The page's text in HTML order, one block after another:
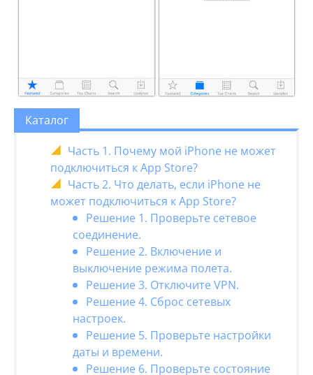
Каталог
Часть 1. Почему мой iPhone не может
подключиться к App Store?
Часть 2. Что делать, если iPhone не
может подключиться к App Store?
Решение 1. Проверьте сетевое
соединение.
Решение 2. Включение и
выключение режима полета.
Решение 3. Отключите VPN.
Решение 4. Сброс сетевых
настроек.
Решение 5. Проверьте настройки
даты и времени.
Решение 6. Проверьте состояние